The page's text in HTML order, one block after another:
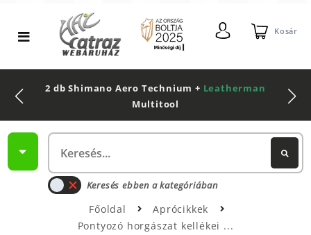
Kosár
2 db Shimano Aero Technium + Leatherman
Multitool
Keresés ebben a kategóriában
Főoldal
Aprócikkek
Pontyozó horgászat kellékei